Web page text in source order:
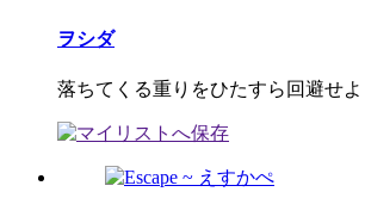
ヲシダ
落ちてくる重りをひたすら回避せよ